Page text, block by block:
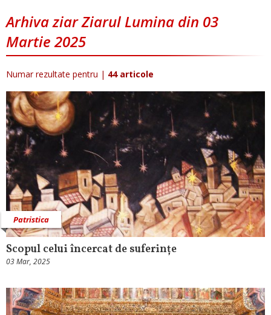
Arhiva ziar Ziarul Lumina din 03
Martie 2025
Numar rezultate pentru | 44 articole
Patristica
Scopul celui încercat de suferințe
03 Mar, 2025